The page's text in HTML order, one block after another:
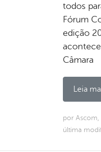
todos
Fórum
edição
Câmara
Leia
por Ascom,
última